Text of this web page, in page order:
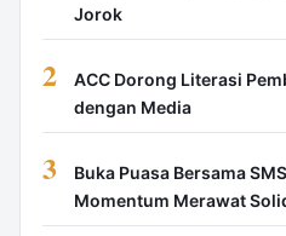
Jorok
2
ACC Dorong Literasi
dengan Media
3
Buka Puasa Bersama
Momentum Merawat